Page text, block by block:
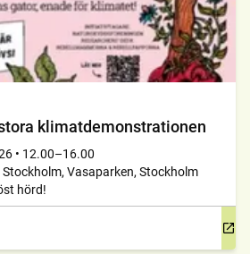
klimatdemonstrationen
• 12.00–16.00
Vasaparken, Stockholm
hörd!